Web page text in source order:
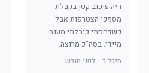
היה עיכוב קטן בקבלת
מסמכי הצטרפות אבל
כשדחפתי קיבלתי מענה
מיידי. בסה"כ מרוצה.
מיכל ר. · לפני חודש